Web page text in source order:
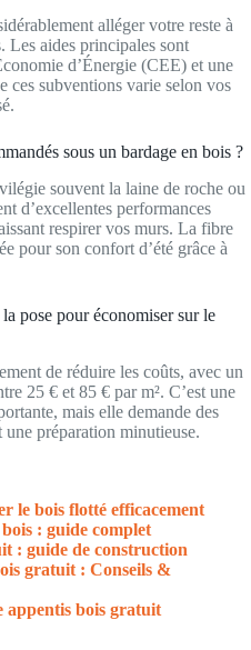
alléger votre reste à
Les aides principales sont
d’Énergie (CEE) et une
ces subventions varie selon vos
sous un bardage en bois ?
souvent la laine de roche ou
d’excellentes performances
respirer vos murs. La fibre
pour son confort d’été grâce à
pose pour économiser sur le
de réduire les coûts, avec un
25 € et 85 € par m². C’est une
mais elle demande des
une préparation minutieuse.
le bois flotté efficacement
: guide complet
: guide de construction
gratuit : Conseils &
appentis bois gratuit